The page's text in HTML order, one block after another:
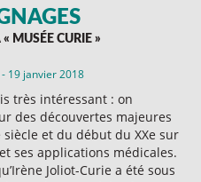
« MUSÉE CURIE »
- 19 janvier 2018
très intéressant : on
des découvertes majeures
siècle et du début du XXe sur
ses applications médicales.
Joliot-Curie a été sous